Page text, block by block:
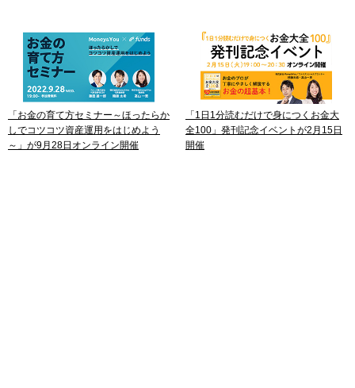
「お金の育て方セミナー～ほったらか
しでコツコツ資産運用をはじめよう
～」が9月28日オンライン開催
「1日1分読むだけで身につくお金大
全100」発刊記念イベントが2月15日
開催